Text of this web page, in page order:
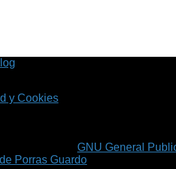
y Cookies
GNU General
Porras Guardo